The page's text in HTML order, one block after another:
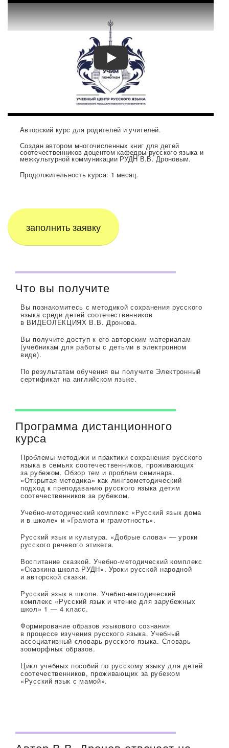
Автор В.В.Дронов о курсе «И мы
Авторский курс для родителей и учителей.
Создан автором многочисленных книг для детей
соотечественников доцентом кафедры русского языка и
межкультурной коммуникации РУДН В.В. Дроновым.
Продолжительность курса: 1 месяц.
заполнить заявку
Что вы получите
Вы познакомитесь с методикой сохранения русского
языка среди детей соотечественников
в ВИДЕОЛЕКЦИЯХ В.В. Дронова.
Вы получите доступ к его авторским материалам
(учебникам для работы с детьми в электронном
виде).
По результатам обучения вы получите Электронный
сертификат на английском языке.
Программа дистанционного
курса
Проблемы методики и практики сохранения русского
языка в семьях соотечественников, проживающих
за рубежом. Обзор тем и проблем семинара.
«Открытая методика» как лингвометодический
подход к преподаванию русского языка детям
соотечественников за рубежом.
Учебно-методический комплекс «Русский язык дома
и в школе» и «Грамота и грамотность».
Русский язык и культура. «Добрые слова» — уроки
русского речевого этикета.
Воспитание сказкой. Учебно-методический комплекс
«Сказкина школа РУДН». Уроки русской народной
и авторской сказки.
Русский язык в школе. Учебно-методический
комплекс «Русский язык и чтение для зарубежных
школ» 1 — 4 класс.
Формирование образов языкового сознания
в процессе изучения русского языка. Учебный
ассоциативный словарь русского языка. Словарь
зооморфных образов.
Цикл учебных пособий по русскому языку для детей
соотечественников, проживающих за рубежом
«Русский язык с мамой».